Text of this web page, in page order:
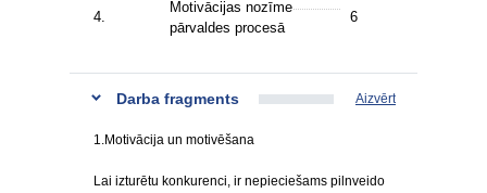
4.
Motivācijas nozīme
pārvaldes procesā
6
Darba fragments Aizvērt
1.Motivācija un motivēšana
Lai izturētu konkurenci, ir nepieciešams pilnveido